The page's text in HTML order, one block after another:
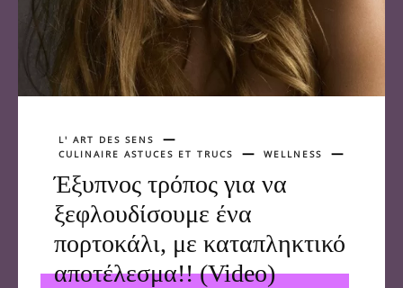
L' ART DES SENS
CULINAIRE ASTUCES ET TRUCS
WELLNESS
Έξυπνος τρόπος για να
ξεφλουδίσουμε ένα
πορτοκάλι, με καταπληκτικό
αποτέλεσμα!! (Video)